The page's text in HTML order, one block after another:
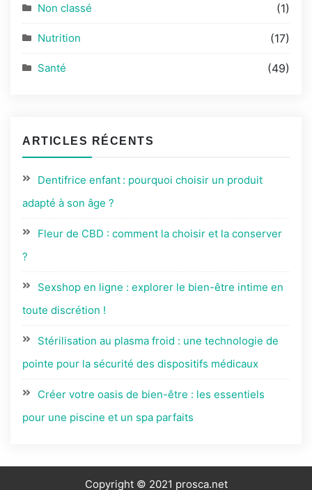
Non classé (1)
Nutrition (17)
Santé (49)
ARTICLES RÉCENTS
Dentifrice enfant : pourquoi choisir un produit
adapté à son âge ?
Fleur de CBD : comment la choisir et la conserver
?
Sexshop en ligne : explorer le bien-être intime en
toute discrétion !
Stérilisation au plasma froid : une technologie de
pointe pour la sécurité des dispositifs médicaux
Créer votre oasis de bien-être : les essentiels
pour une piscine et un spa parfaits
Copyright © 2021 prosca.net